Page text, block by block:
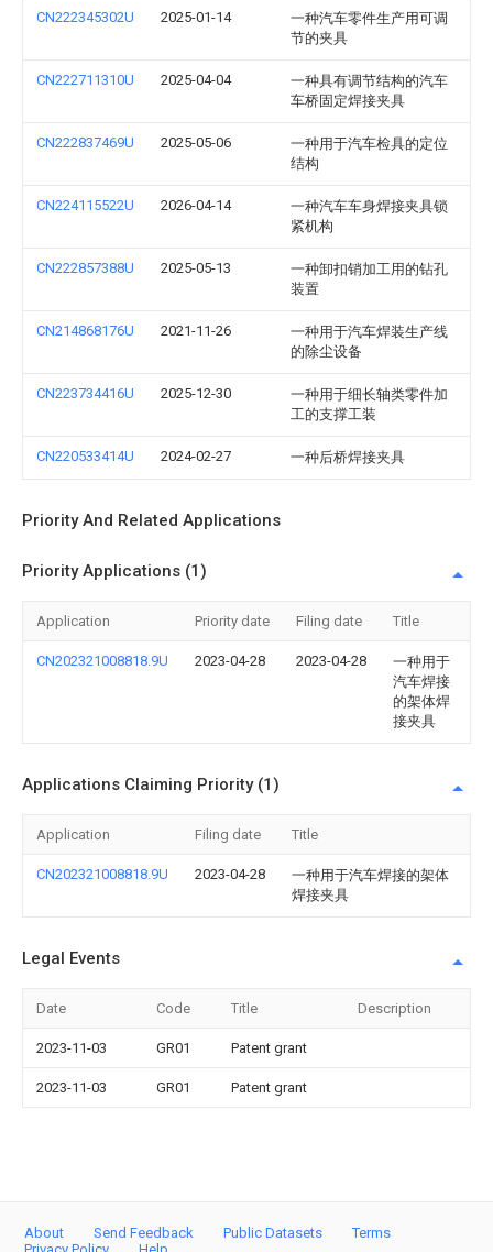
CN222345302U 2025-01-14
一种汽车零件生产用可调
节的夹具
CN222711310U 2025-04-04
一种具有调节结构的汽车
车桥固定焊接夹具
CN222837469U 2025-05-06
一种用于汽车检具的定位
结构
CN224115522U 2026-04-14
一种汽车车身焊接夹具锁
紧机构
CN222857388U 2025-05-13
一种卸扣销加工用的钻孔
装置
CN214868176U 2021-11-26
一种用于汽车焊装生产线
的除尘设备
CN223734416U 2025-12-30
一种用于细长轴类零件加
工的支撑工装
CN220533414U 2024-02-27 一种后桥焊接夹具
Priority And Related Applications
Priority Applications (1)
Application Priority date Filing date Title
CN202321008818.9U 2023-04-28 2023-04-28
一种用于
汽车焊接
的架体焊
接夹具
Applications Claiming Priority (1)
Application Filing date Title
CN202321008818.9U 2023-04-28
一种用于汽车焊接的架体
焊接夹具
Legal Events
Date Code Title Description
2023-11-03 GR01 Patent grant
2023-11-03 GR01 Patent grant
About Send Feedback Public Datasets
Terms